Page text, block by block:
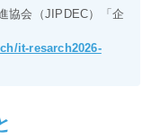
協会（JIPDEC）「企
it-resarch2026-